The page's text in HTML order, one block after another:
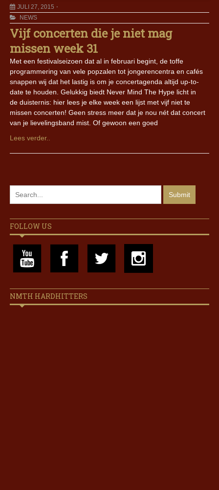
JULI 27, 2015
NEWS
Vijf concerten die je niet mag
missen week 31
Met een festivalseizoen dat al in februari begint, de toffe
programmering van vele popzalen tot jongerencentra en cafés
snappen wij dat het lastig is om je concertagenda altijd up-to-
date te houden. Gelukkig biedt Never Mind The Hype licht in
de duisternis: hier lees je elke week een lijst met vijf niet te
missen concerten! Geen stress meer dat je nou nét dat concert
van je lievelingsband mist. Of gewoon een goed
Lees verder..
FOLLOW US
NMTH HARDHITTERS